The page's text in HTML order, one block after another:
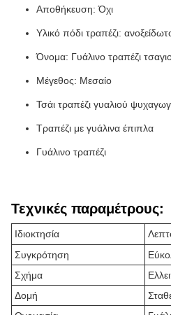
Αποθήκευση: Όχι
Υλικό πόδι τραπέζι:
Όνομα: Γυάλινο τραπέζι
Μέγεθος: Μεσαίο
Τσάι τραπέζι γυαλιού
Τραπέζι με γυάλινα έπιπλα
Γυάλινο τραπέζι
Τεχνικές παραμέτρους:
Ιδιοκτησία
Συγκρότηση
Σχήμα
Δομή